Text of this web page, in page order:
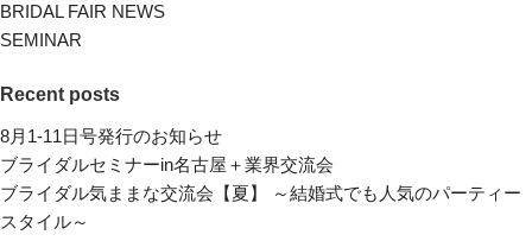
BRIDAL FAIR NEWS
SEMINAR
Recent posts
8月1-11日号発行のお知らせ
ブライダルセミナーin名古屋＋業界交流会
ブライダル気ままな交流会【夏】 ～結婚式でも人気のパーティー
スタイル～